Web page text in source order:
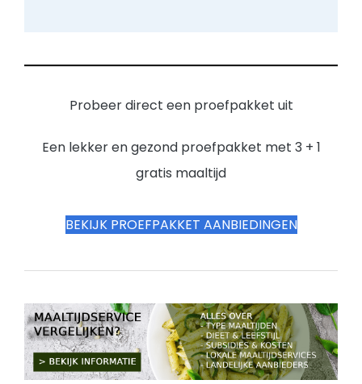
Probeer direct een proefpakket uit
Een lekker en gezond proefpakket met 3 + 1
gratis maaltijd
BEKIJK PROEFPAKKET AANBIEDINGEN